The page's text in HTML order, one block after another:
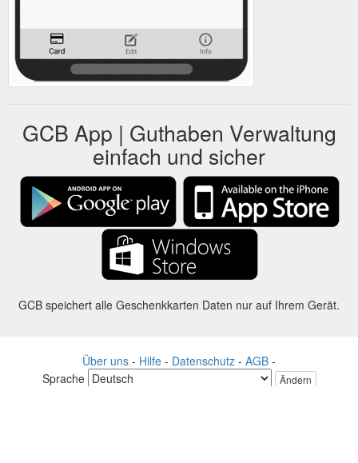
GCB App | Guthaben Verwaltung
einfach und sicher
GCB speichert alle Geschenkkarten Daten nur auf Ihrem Gerät.
Über uns - Hilfe - Datenschutz - AGB -
Sprache
Ändern